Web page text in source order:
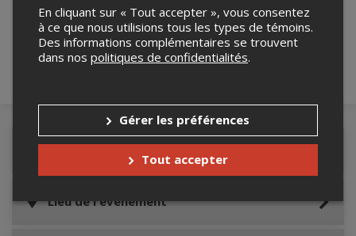
Lieu de l'événement
En cliquant sur « Tout accepter », vous consentez
à ce que nous utilisions tous les types de témoins.
Des informations complémentaires se trouvent
dans nos politiques de confidentialités.
Gérer les préférences
Tout accepter